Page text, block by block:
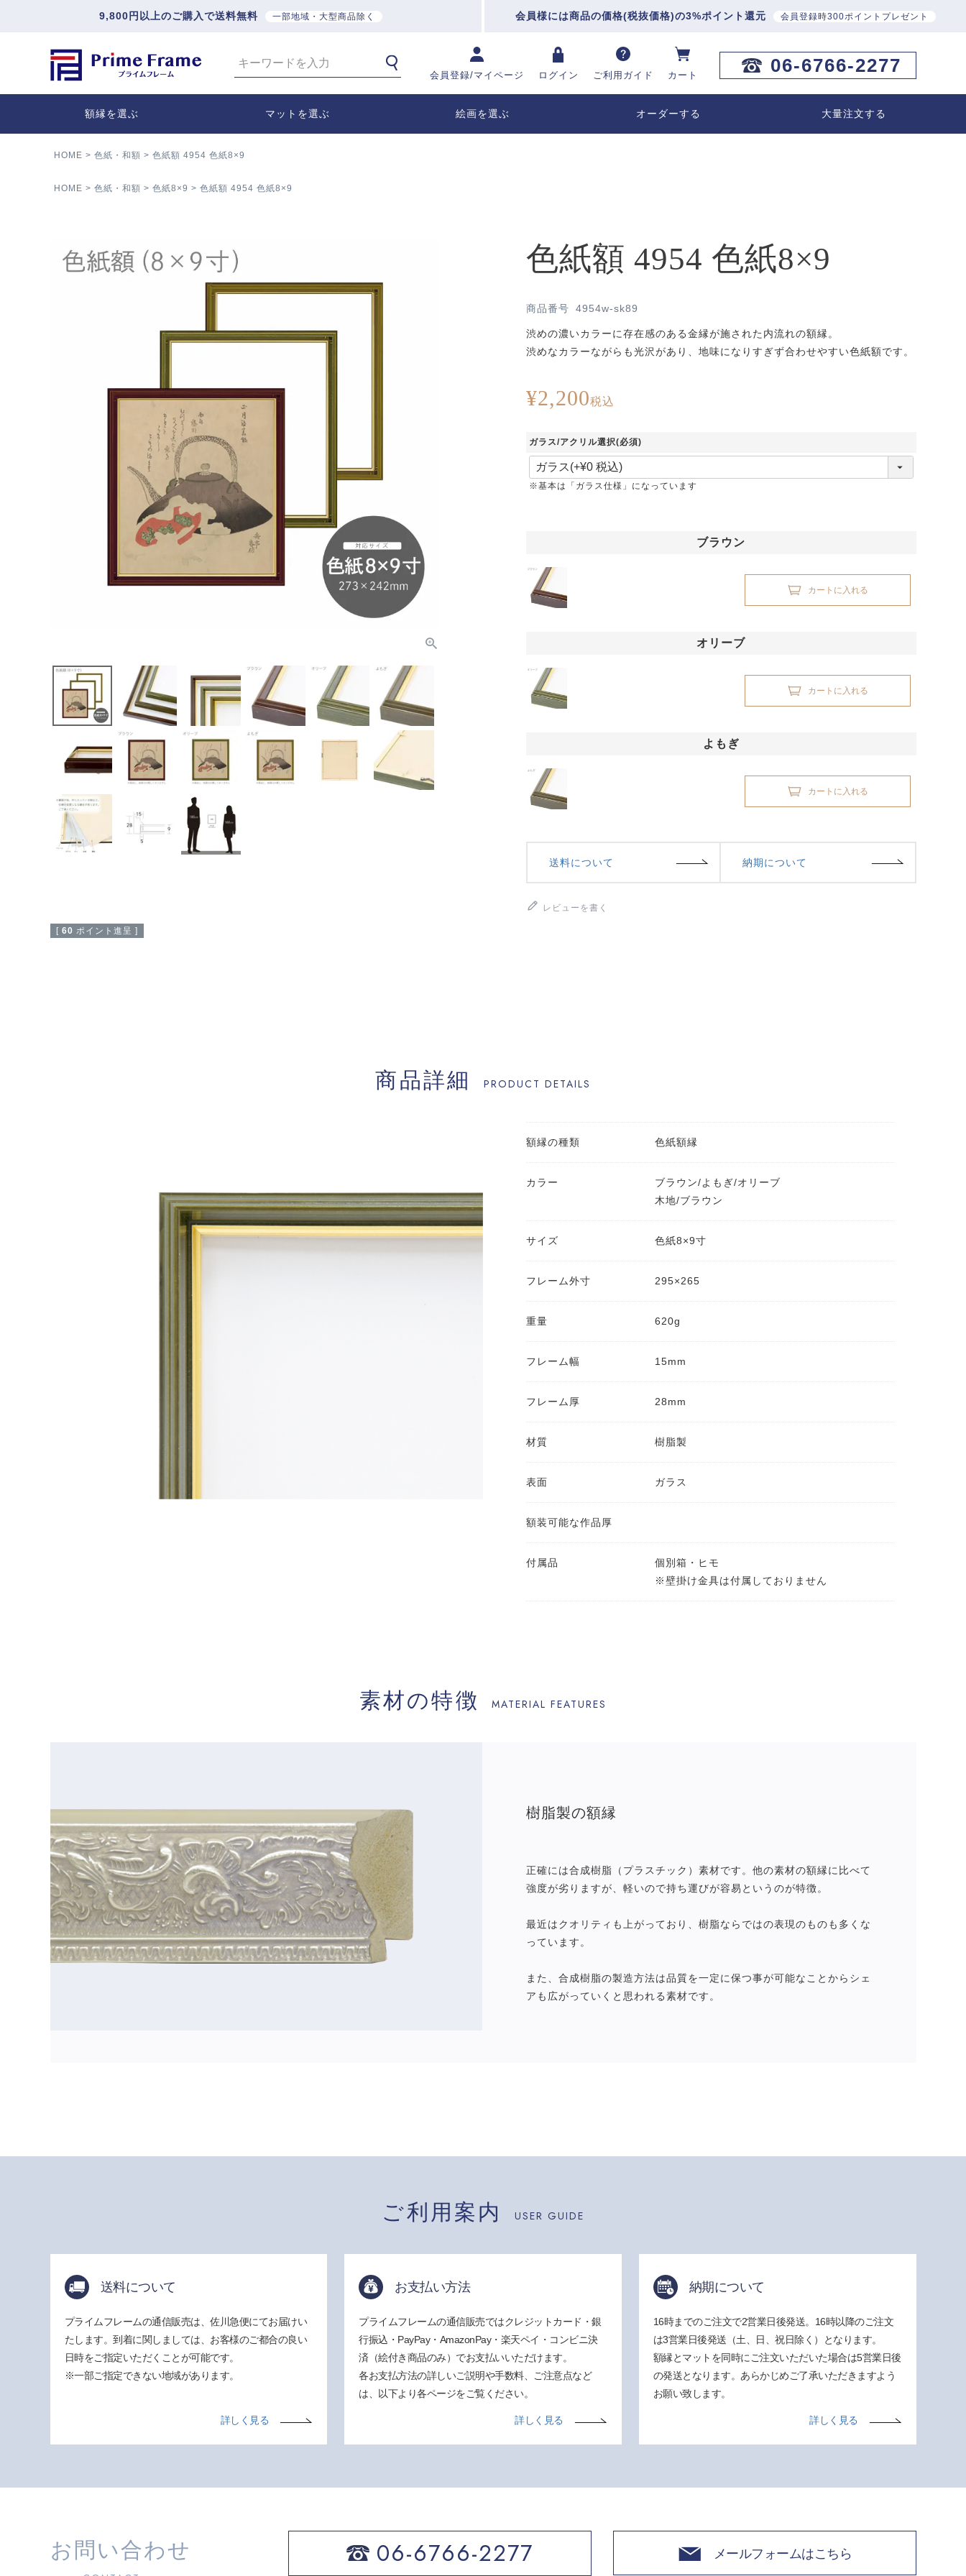
9,800円以上のご購入で送料無料 一部地域・大型商品除く 会員様には商品の価格(税抜価格)の3%ポイント還元 会員登録時300ポイントプレゼント
会員登録/マイページ ログイン ご利用ガイド カート 06-6766-2277
額縁を選ぶ マットを選ぶ 絵画を選ぶ オーダーする 大量注文する
HOME 色紙・和額 色紙額 4954 色紙8×9
HOME 色紙・和額 色紙8×9 色紙額 4954 色紙8×9
色紙額 4954 色紙8×9
商品番号 4954w-sk89
渋めの濃いカラーに存在感のある金縁が施された内流れの額縁。
渋めなカラーながらも光沢があり、地味になりすぎず合わせやすい色紙額です。
¥2,200税込
ガラス/アクリル選択(必須)
※基本は「ガラス仕様」になっています
ブラウン
カートに入れる
オリーブ
カートに入れる
よもぎ
カートに入れる
送料について 納期について
レビューを書く
[ 60 ポイント進呈 ]
商品詳細 PRODUCT DETAILS
額縁の種類 色紙額縁
カラー
ブラウン/よもぎ/オリーブ
木地/ブラウン
サイズ 色紙8×9寸
フレーム外寸 295×265
重量 620g
フレーム幅 15mm
フレーム厚 28mm
材質 樹脂製
表面 ガラス
額装可能な作品厚
付属品
個別箱・ヒモ
※壁掛け金具は付属しておりません
素材の特徴 MATERIAL FEATURES
樹脂製の額縁
正確には合成樹脂（プラスチック）素材です。他の素材の額縁に比べて
強度が劣りますが、軽いので持ち運びが容易というのが特徴。
最近はクオリティも上がっており、樹脂ならではの表現のものも多くな
っています。
また、合成樹脂の製造方法は品質を一定に保つ事が可能なことからシェ
アも広がっていくと思われる素材です。
ご利用案内 USER GUIDE
送料について
プライムフレームの通信販売は、佐川急便にてお届けい
たします。到着に関しましては、お客様のご都合の良い
日時をご指定いただくことが可能です。
※一部ご指定できない地域があります。
詳しく見る
お支払い方法
プライムフレームの通信販売ではクレジットカード・銀
行振込・PayPay・AmazonPay・楽天ペイ・コンビニ決
済（絵付き商品のみ）でお支払いいただけます。
各お支払方法の詳しいご説明や手数料、ご注意点など
は、以下より各ページをご覧ください。
詳しく見る
納期について
16時までのご注文で2営業日後発送。16時以降のご注文
は3営業日後発送（土、日、祝日除く）となります。
額縁とマットを同時にご注文いただいた場合は5営業日後
の発送となります。あらかじめご了承いただきますよう
お願い致します。
詳しく見る
お問い合わせ 06-6766-2277 メールフォームはこちら